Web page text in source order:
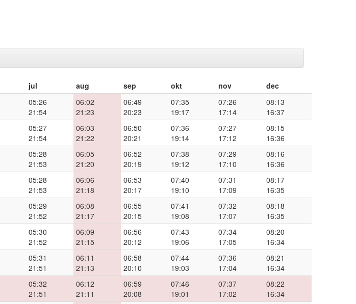
jul aug sep okt nov
dec
05:26
21:54
06:02
21:23
06:49
20:23
07:35
19:17
07:26
17:14
08:13
16:37
05:27
21:54
06:03
21:22
06:50
20:21
07:36
19:14
07:27
17:12
08:15
16:36
05:28
21:53
06:05
21:20
06:52
20:19
07:38
19:12
07:29
17:10
08:16
16:36
05:28
21:53
06:06
21:18
06:53
20:17
07:40
19:10
07:31
17:09
08:17
16:35
05:29
21:52
06:08
21:17
06:55
20:15
07:41
19:08
07:32
17:07
08:18
16:35
05:30
21:52
06:09
21:15
06:56
20:12
07:43
19:06
07:34
17:05
08:20
16:34
05:31
21:51
06:11
21:13
06:58
20:10
07:44
19:03
07:36
17:04
08:21
16:34
05:32
21:51
06:12
21:11
06:59
20:08
07:46
19:01
07:37
17:02
08:22
16:34